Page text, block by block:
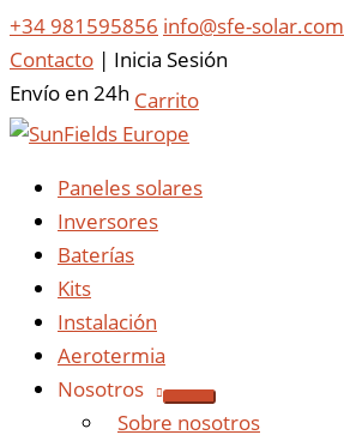
+34 981595856 info@sfe-solar.com
Contacto | Inicia Sesión
Envío en 24h Carrito
Paneles solares
Inversores
Baterías
Kits
Instalación
Aerotermia
Nosotros
Sobre nosotros